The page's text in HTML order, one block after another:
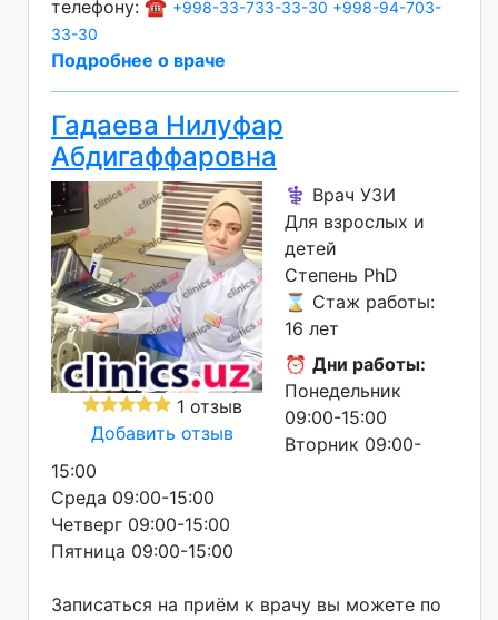
телефону: ☎️ +998-33-733-33-30 +998-94-703-
33-30
Подробнее о враче
Гадаева Нилуфар
Абдигаффаровна
1 отзыв
Добавить отзыв
⚕️ Врач УЗИ
Для взрослых и
детей
Степень PhD
⌛ Стаж работы:
16 лет
⏰ Дни работы:
Понедельник
09:00-15:00
Вторник 09:00-
15:00
Среда 09:00-15:00
Четверг 09:00-15:00
Пятница 09:00-15:00
Записаться на приём к врачу вы можете по